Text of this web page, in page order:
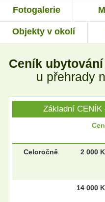
Fotogalerie
Objekty v okolí
Ceník ubytování
u přehrady
Základní
Celoročně 2 000
14 000